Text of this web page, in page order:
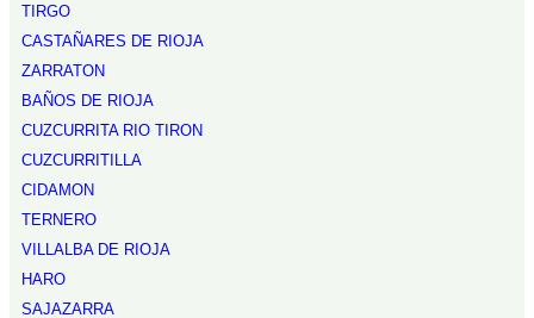
TIRGO
CASTAÑARES DE RIOJA
ZARRATON
BAÑOS DE RIOJA
CUZCURRITA RIO TIRON
CUZCURRITILLA
CIDAMON
TERNERO
VILLALBA DE RIOJA
HARO
SAJAZARRA